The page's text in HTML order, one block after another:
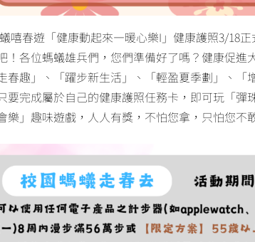
嘻春遊「健康動起來—暖心樂I」健康護照3/18
！各位螞蟻雄兵們，您們準備好了嗎？健康促
春趣」、「躍步新生活」、「輕盈夏季劃」、「
要完成屬於自己的健康護照任務卡，即可玩「彈
樂」趣味遊戲，人人有獎，不怕您拿，只怕您不